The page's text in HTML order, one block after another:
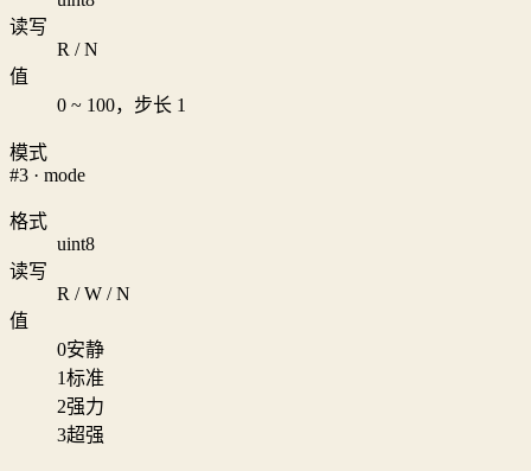
读写
R / N
值
0 ~ 100，步长 1
模式
#3 · mode
格式
uint8
读写
R / W / N
值
0安静
1标准
2强力
3超强